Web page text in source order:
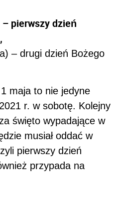
pierwszy dzień
– drugi dzień Bożego
maja to nie jedyne
r. w sobotę. Kolejny
święto wypadające w
musiał oddać w
pierwszy dzień
przypada na